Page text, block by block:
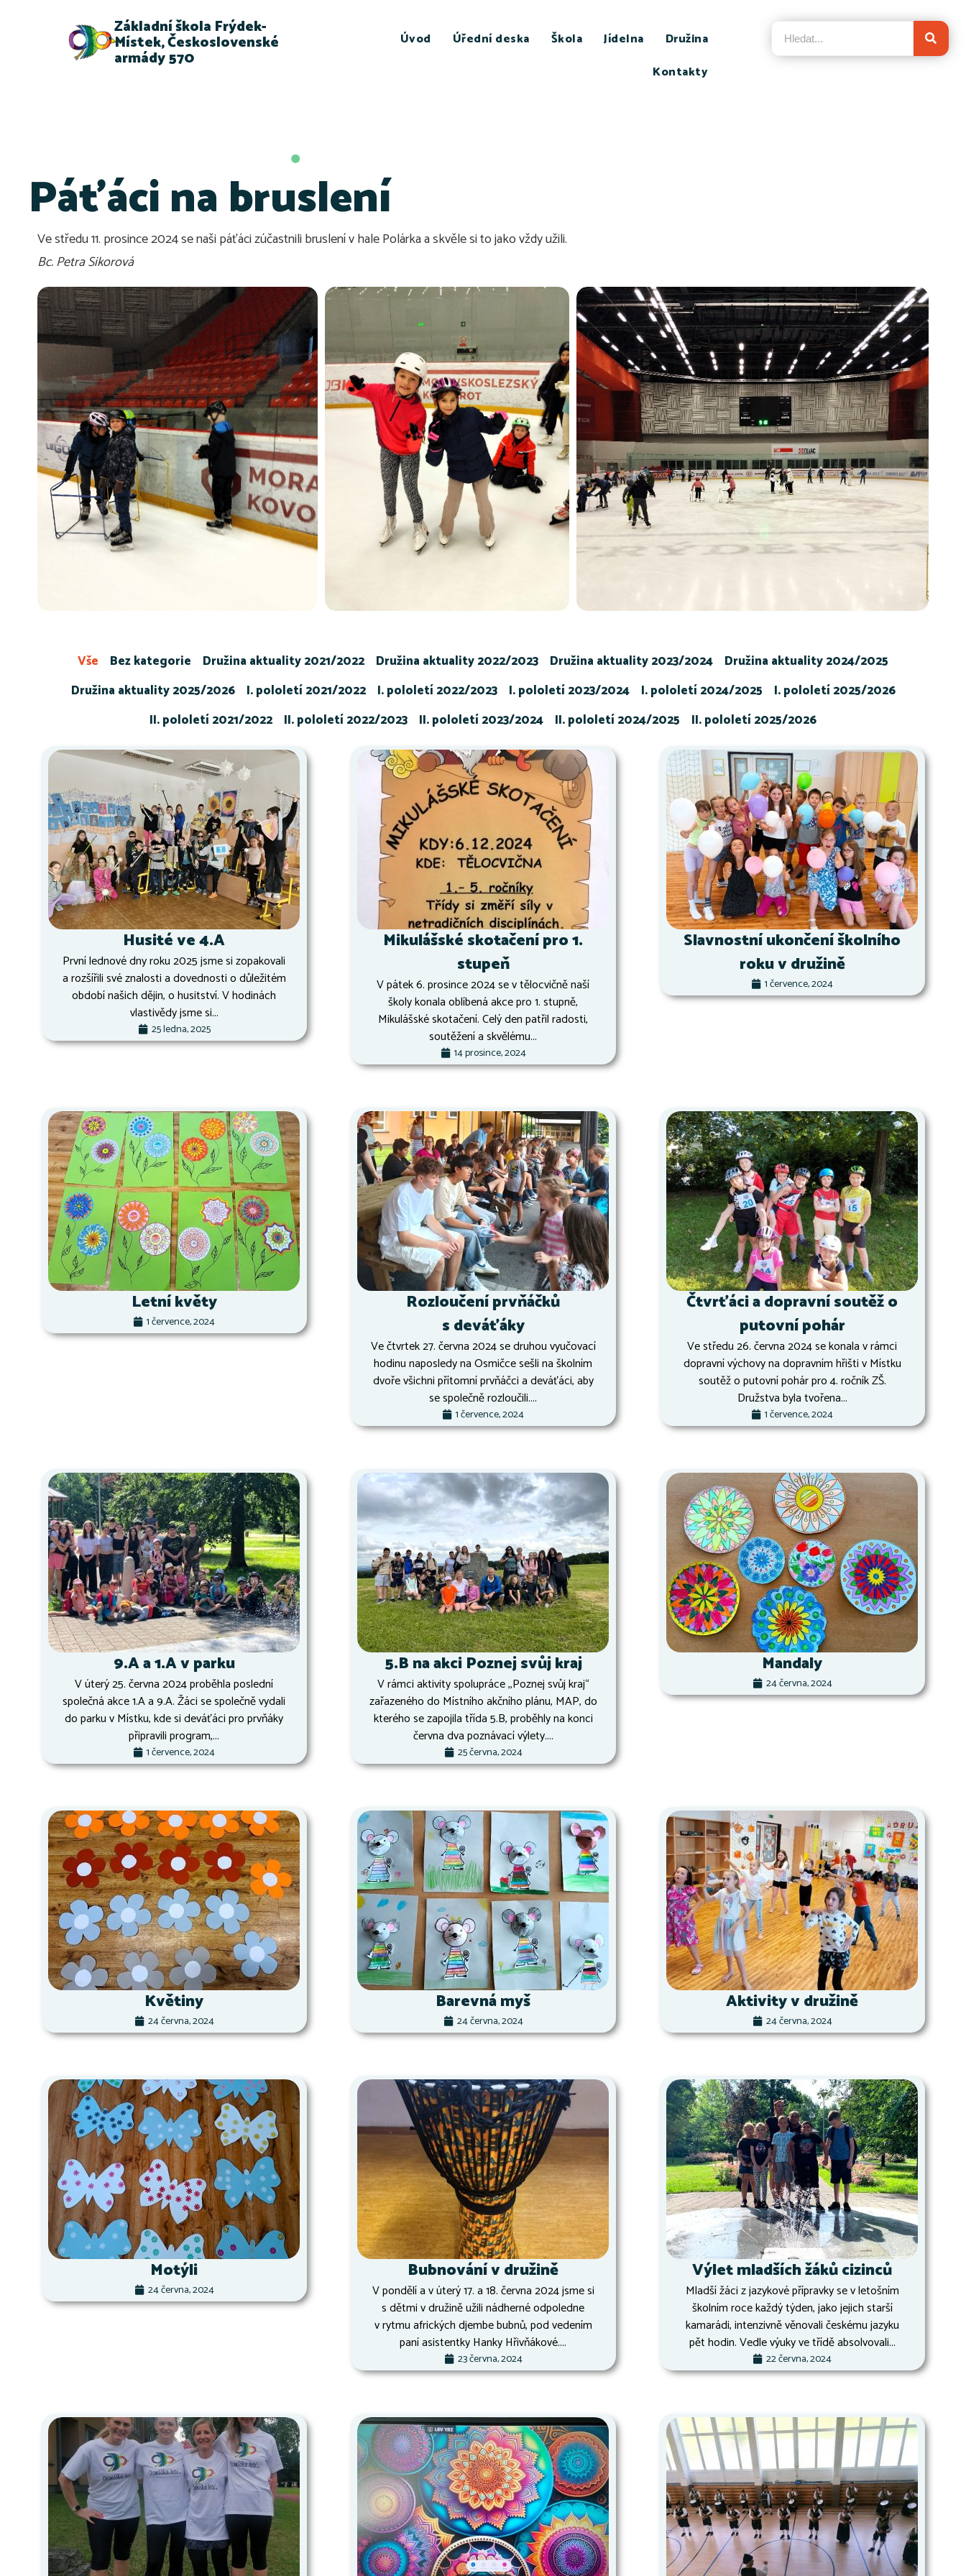
Základní škola Frýdek-
Místek, Československé
armády 570
Úvod Úřední deska Škola Jídelna
Družina
Kontakty
Páťáci na bruslení
Ve středu 11. prosince 2024 se naši páťáci zúčastnili bruslení v hale Polárka a skvěle si to jako vždy užili.
Bc. Petra Sikorová
Bez kategorie Družina aktuality 2021/2022 Družina aktuality 2022/2023 Družina aktuality 2023/2024
Družina aktuality 2024/2025
Družina aktuality 2025/2026
I. pololetí 2021/2022 I. pololetí 2022/2023 I. pololetí 2023/2024 I. pololetí 2024/2025
I. pololetí 2025/2026
II. pololetí 2021/2022
II. pololetí 2022/2023 II. pololetí 2023/2024 II. pololetí 2024/2025 II. pololetí 2025/2026
Vše
Husité ve 4.A
První lednové dny roku 2025 jsme si zopakovali
a rozšířili své znalosti a dovednosti o důležitém
období našich dějin, o husitství. V hodinách
vlastivědy jsme si...
25 ledna, 2025
Mikulášské skotačení pro 1.
stupeň
V pátek 6. prosince 2024 se v tělocvičně naší
školy konala oblíbená akce pro 1. stupně,
Mikulášské skotačení. Celý den patřil radosti,
soutěžení a skvělému...
14 prosince, 2024
Slavnostní ukončení školního
roku v družině
1 července, 2024
Letní květy
1 července, 2024
Rozloučení prvňáčků
s deváťáky
Ve čtvrtek 27. června 2024 se druhou vyučovací
hodinu naposledy na Osmičce sešli na školním
dvoře všichni přítomní prvňáčci a deváťáci, aby
se společně rozloučili....
1 července, 2024
Čtvrťáci a dopravní soutěž o
putovní pohár
Ve středu 26. června 2024 se konala v rámci
dopravní výchovy na dopravním hřišti v Místku
soutěž o putovní pohár pro 4. ročník ZŠ.
Družstva byla tvořena...
1 července, 2024
9.A a 1.A v parku
V úterý 25. června 2024 proběhla poslední
společná akce 1.A a 9.A. Žáci se společně vydali
do parku v Místku, kde si deváťáci pro prvňáky
připravili program,...
1 července, 2024
5.B na akci Poznej svůj kraj
V rámci aktivity spolupráce ,,Poznej svůj kraj“
zařazeného do Místního akčního plánu, MAP, do
kterého se zapojila třída 5.B, proběhly na konci
června dva poznávací výlety....
25 června, 2024
Mandaly
24 června, 2024
Květiny
24 června, 2024
Barevná myš
24 června, 2024
Aktivity v družině
24 června, 2024
Motýli
24 června, 2024
Bubnování v družině
V pondělí a v úterý 17. a 18. června 2024 jsme si
s dětmi v družině užili nádherné odpoledne
v rytmu afrických djembe bubnů, pod vedením
paní asistentky Hanky Hřivňákové....
23 června, 2024
Výlet mladších žáků cizinců
Mladší žáci z jazykové přípravky se v letošním
školním roce každý týden, jako jejich starší
kamarádi, intenzivně věnovali českému jazyku
pět hodin. Vedle výuky ve třídě absolvovali...
22 června, 2024